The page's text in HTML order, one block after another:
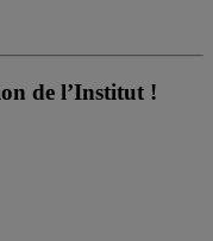
de l’Institut !